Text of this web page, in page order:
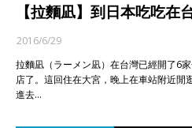
【拉麵凪】到日本吃吃在
2016/6/29
拉麵凪（ラーメン凪）在台灣已經開了6
店了。這回住在大宮，晚上在車站附近閒
進去…